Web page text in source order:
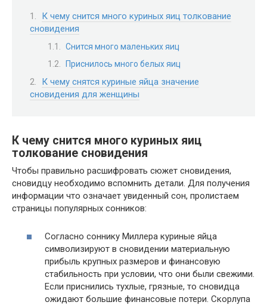
К чему снится много куриных яиц толкование
сновидения
Снится много маленьких яиц
Приснилось много белых яиц
К чему снятся куриные яйца значение
сновидения для женщины
К чему снится много куриных яиц
толкование сновидения
Чтобы правильно расшифровать сюжет сновидения,
сновидцу необходимо вспомнить детали. Для получения
информации что означает увиденный сон, пролистаем
страницы популярных сонников:
Согласно соннику Миллера куриные яйца
символизируют в сновидении материальную
прибыль крупных размеров и финансовую
стабильность при условии, что они были свежими.
Если приснились тухлые, грязные, то сновидца
ожидают большие финансовые потери. Скорлупа